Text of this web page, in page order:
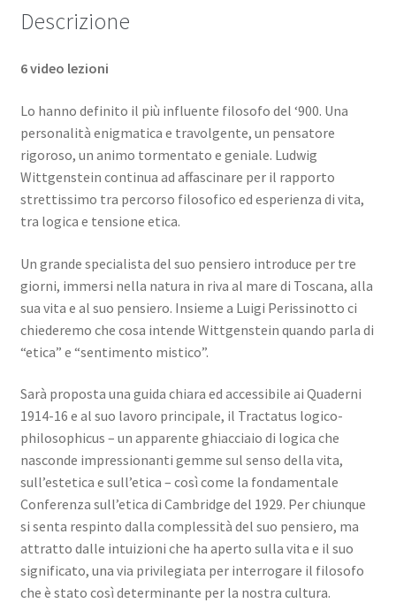
scaricabili)
Descrizione
6 video lezioni
Lo hanno definito il più influente filosofo del ‘900. Una
personalità enigmatica e travolgente, un pensatore
rigoroso, un animo tormentato e geniale. Ludwig
Wittgenstein continua ad affascinare per il rapporto
strettissimo tra percorso filosofico ed esperienza di vita,
tra logica e tensione etica.
Un grande specialista del suo pensiero introduce per tre
giorni, immersi nella natura in riva al mare di Toscana, alla
sua vita e al suo pensiero. Insieme a Luigi Perissinotto ci
chiederemo che cosa intende Wittgenstein quando parla di
“etica” e “sentimento mistico”.
Sarà proposta una guida chiara ed accessibile ai Quaderni
1914-16 e al suo lavoro principale, il Tractatus logico-
philosophicus – un apparente ghiacciaio di logica che
nasconde impressionanti gemme sul senso della vita,
sull’estetica e sull’etica – così come la fondamentale
Conferenza sull’etica di Cambridge del 1929. Per chiunque
si senta respinto dalla complessità del suo pensiero, ma
attratto dalle intuizioni che ha aperto sulla vita e il suo
significato, una via privilegiata per interrogare il filosofo
che è stato così determinante per la nostra cultura.